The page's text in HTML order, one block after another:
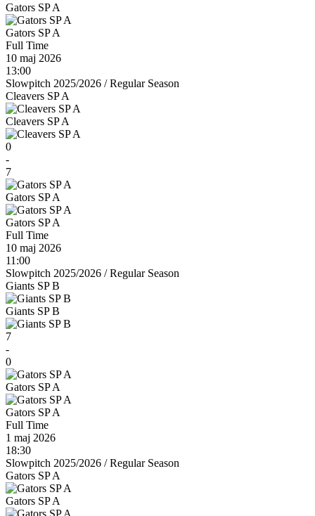
Gators SP A
Gators SP A
Full Time
10 maj 2026
13:00
Slowpitch 2025/2026 /Regular Season
Cleavers SP A
Cleavers SP A
0
-
7
Gators SP A
Gators SP A
Full Time
10 maj 2026
11:00
Slowpitch 2025/2026 /Regular Season
Giants SP B
Giants SP B
7
-
0
Gators SP A
Gators SP A
Full Time
1 maj 2026
18:30
Slowpitch 2025/2026 /Regular Season
Gators SP A
Gators SP A